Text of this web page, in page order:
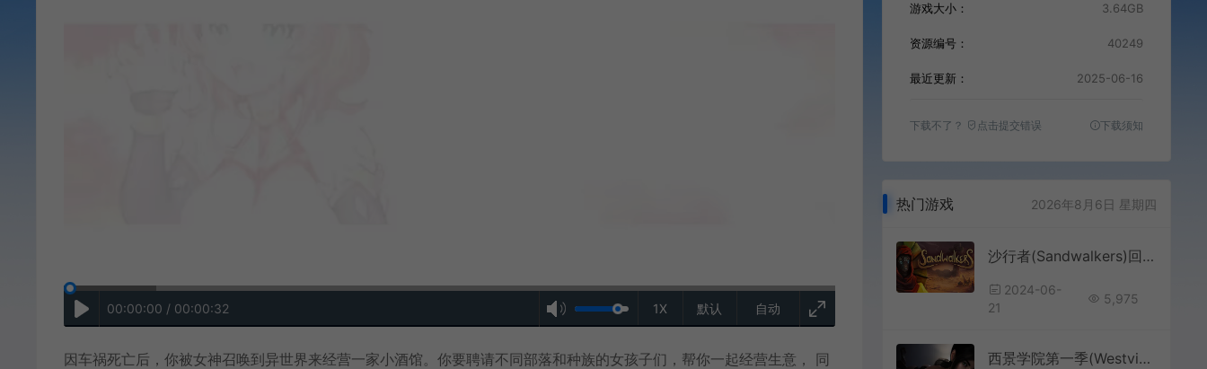
自动
1X 默认
00:00:00 / 00:00:32
因车祸死亡后，你被女神召唤到异世界来经营一家小酒馆。你要聘请不同部落和种族的女孩子们，帮你一起经营生意， 同
游戏大小： 3.64GB
资源编号： 40249
最近更新： 2025-06-16
下载不了？ 点击提交错误 下载须知
热门游戏 2026年8月6日 星期四
沙行者(Sandwalkers)回合制Rogue探索游戏|下载
2024-06-
21
5,975
西景学院第一季(Westview Academy – Season 1)校园恋爱视觉小说游戏|下载